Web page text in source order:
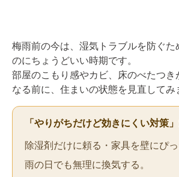
梅雨前の今は、湿気トラブルを防ぐた
のにちょうどいい時期です。
部屋のこもり感やカビ、床のべたつき
なる前に、住まいの状態を見直してみ
「やりがちだけど効きにくい対策
除湿剤だけに頼る・家具を壁にぴ
雨の日でも無理に換気する。